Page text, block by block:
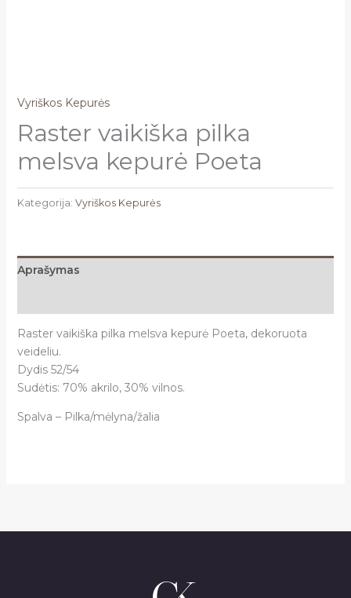
Vyriškos Kepurės
Raster vaikiška pilka
melsva kepurė Poeta
Kategorija: Vyriškos Kepurės
Aprašymas
Raster vaikiška pilka melsva kepurė Poeta, dekoruota
veideliu.
Dydis 52/54
Sudėtis: 70% akrilo, 30% vilnos.
Spalva – Pilka/mėlyna/žalia